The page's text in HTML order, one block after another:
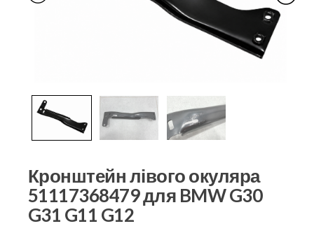
Кронштейн лівого окуляра
51117368479 для BMW G30
G31 G11 G12